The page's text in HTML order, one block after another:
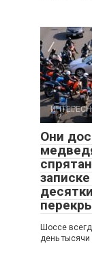
Они
Шоссе
день